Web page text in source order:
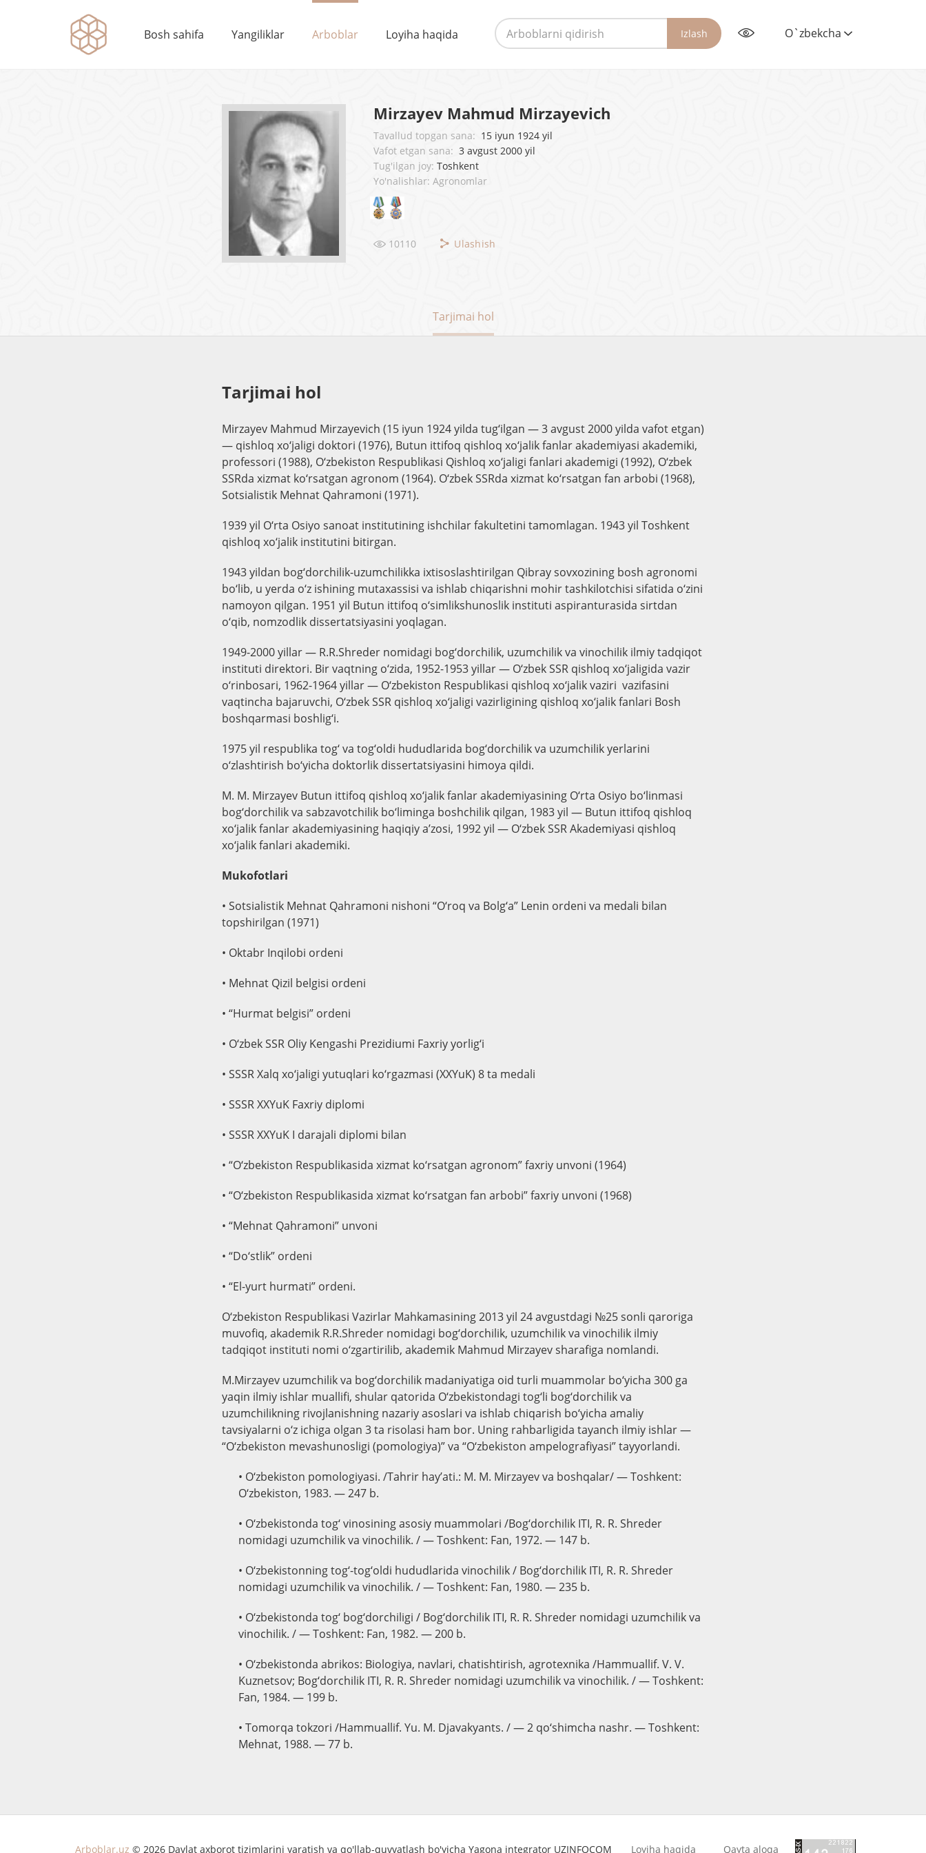
Bosh sahifa Yangiliklar Arboblar Loyiha haqida Izlash O`zbekcha
Mirzayev Mahmud Mirzayevich
Tavallud topgan sana: 15 iyun 1924 yil
Vafot etgan sana: 3 avgust 2000 yil
Tug'ilgan joy: Toshkent
Yo'nalishlar: Agronomlar
10110 Ulashish
Tarjimai hol
Tarjimai hol
Mirzayev Mahmud Mirzayevich (15 iyun 1924 yilda tug‘ilgan — 3 avgust 2000 yilda vafot etgan)
— qishloq xo‘jaligi doktori (1976), Butun ittifoq qishloq xo‘jalik fanlar akademiyasi akademiki,
professori (1988), O‘zbekiston Respublikasi Qishloq xo‘jaligi fanlari akademigi (1992), O‘zbek
SSRda xizmat ko‘rsatgan agronom (1964). O‘zbek SSRda xizmat ko‘rsatgan fan arbobi (1968),
Sotsialistik Mehnat Qahramoni (1971).
1939 yil O‘rta Osiyo sanoat institutining ishchilar fakultetini tamomlagan. 1943 yil Toshkent
qishloq xo‘jalik institutini bitirgan.
1943 yildan bog‘dorchilik-uzumchilikka ixtisoslashtirilgan Qibray sovxozining bosh agronomi
bo‘lib, u yerda o‘z ishining mutaxassisi va ishlab chiqarishni mohir tashkilotchisi sifatida o‘zini
namoyon qilgan. 1951 yil Butun ittifoq o‘simlikshunoslik instituti aspiranturasida sirtdan
o‘qib, nomzodlik dissertatsiyasini yoqlagan.
1949-2000 yillar — R.R.Shreder nomidagi bog‘dorchilik, uzumchilik va vinochilik ilmiy tadqiqot
instituti direktori. Bir vaqtning o‘zida, 1952-1953 yillar — O‘zbek SSR qishloq xo‘jaligida vazir
o‘rinbosari, 1962-1964 yillar — O‘zbekiston Respublikasi qishloq xo‘jalik vaziri vazifasini
vaqtincha bajaruvchi, O‘zbek SSR qishloq xo‘jaligi vazirligining qishloq xo‘jalik fanlari Bosh
boshqarmasi boshlig‘i.
1975 yil respublika tog‘ va tog‘oldi hududlarida bog‘dorchilik va uzumchilik yerlarini
o‘zlashtirish bo‘yicha doktorlik dissertatsiyasini himoya qildi.
M. M. Mirzayev Butun ittifoq qishloq xo‘jalik fanlar akademiyasining O‘rta Osiyo bo‘linmasi
bog‘dorchilik va sabzavotchilik bo‘liminga boshchilik qilgan, 1983 yil — Butun ittifoq qishloq
xo‘jalik fanlar akademiyasining haqiqiy a’zosi, 1992 yil — O‘zbek SSR Akademiyasi qishloq
xo‘jalik fanlari akademiki.
Mukofotlari
• Sotsialistik Mehnat Qahramoni nishoni “O‘roq va Bolg‘a” Lenin ordeni va medali bilan
topshirilgan (1971)
• Oktabr Inqilobi ordeni
• Mehnat Qizil belgisi ordeni
• “Hurmat belgisi” ordeni
• O‘zbek SSR Oliy Kengashi Prezidiumi Faxriy yorlig‘i
• SSSR Xalq xo‘jaligi yutuqlari ko‘rgazmasi (XXYuK) 8 ta medali
• SSSR XXYuK Faxriy diplomi
• SSSR XXYuK I darajali diplomi bilan
• “O‘zbekiston Respublikasida xizmat ko‘rsatgan agronom” faxriy unvoni (1964)
• “O‘zbekiston Respublikasida xizmat ko‘rsatgan fan arbobi” faxriy unvoni (1968)
• “Mehnat Qahramoni” unvoni
• “Do‘stlik” ordeni
• “El-yurt hurmati” ordeni.
O‘zbekiston Respublikasi Vazirlar Mahkamasining 2013 yil 24 avgustdagi №25 sonli qaroriga
muvofiq, akademik R.R.Shreder nomidagi bog‘dorchilik, uzumchilik va vinochilik ilmiy
tadqiqot instituti nomi o‘zgartirilib, akademik Mahmud Mirzayev sharafiga nomlandi.
M.Mirzayev uzumchilik va bog‘dorchilik madaniyatiga oid turli muammolar bo‘yicha 300 ga
yaqin ilmiy ishlar muallifi, shular qatorida O‘zbekistondagi tog‘li bog‘dorchilik va
uzumchilikning rivojlanishning nazariy asoslari va ishlab chiqarish bo‘yicha amaliy
tavsiyalarni o‘z ichiga olgan 3 ta risolasi ham bor. Uning rahbarligida tayanch ilmiy ishlar —
“O‘zbekiston mevashunosligi (pomologiya)” va “O‘zbekiston ampelografiyasi” tayyorlandi.
• O‘zbekiston pomologiyasi. /Tahrir hay’ati.: M. M. Mirzayev va boshqalar/ — Toshkent:
O‘zbekiston, 1983. — 247 b.
• O‘zbekistonda tog‘ vinosining asosiy muammolari /Bog‘dorchilik ITI, R. R. Shreder
nomidagi uzumchilik va vinochilik. / — Toshkent: Fan, 1972. — 147 b.
• O‘zbekistonning tog‘-tog‘oldi hududlarida vinochilik / Bog‘dorchilik ITI, R. R. Shreder
nomidagi uzumchilik va vinochilik. / — Toshkent: Fan, 1980. — 235 b.
• O‘zbekistonda tog‘ bog‘dorchiligi / Bog‘dorchilik ITI, R. R. Shreder nomidagi uzumchilik va
vinochilik. / — Toshkent: Fan, 1982. — 200 b.
• O‘zbekistonda abrikos: Biologiya, navlari, chatishtirish, agrotexnika /Hammuallif. V. V.
Kuznetsov; Bog‘dorchilik ITI, R. R. Shreder nomidagi uzumchilik va vinochilik. / — Toshkent:
Fan, 1984. — 199 b.
• Tomorqa tokzori /Hammuallif. Yu. M. Djavakyants. / — 2 qo‘shimcha nashr. — Toshkent:
Mehnat, 1988. — 77 b.
Arboblar.uz © 2026 Davlat axborot tizimlarini yaratish va qo'llab-quvvatlash bo'yicha Yagona integrator UZINFOCOM Loyiha haqida Qayta aloqa